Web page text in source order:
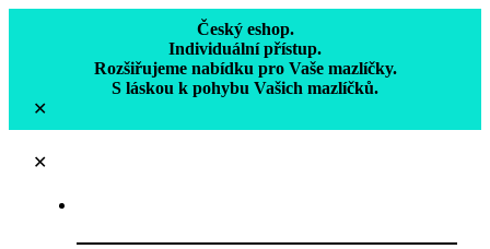
Český eshop.
Individuální přístup.
Rozšiřujeme nabídku pro Vaše mazlíčky.
S láskou k pohybu Vašich mazlíčků.
✕
✕